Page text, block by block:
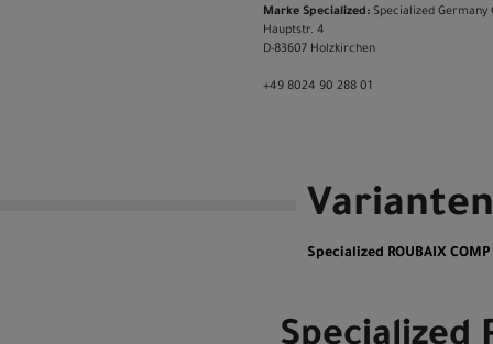
Marke Specialized: Specialized Germany
Hauptstr. 4
D-83607 Holzkirchen
+49 8024 90 288 01
Varianten
Specialized ROUBAIX